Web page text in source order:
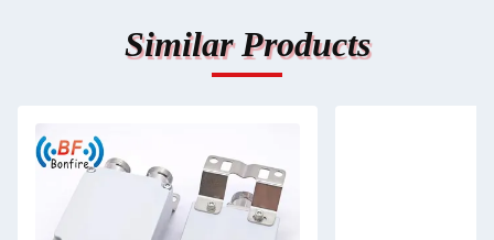
Similar Products